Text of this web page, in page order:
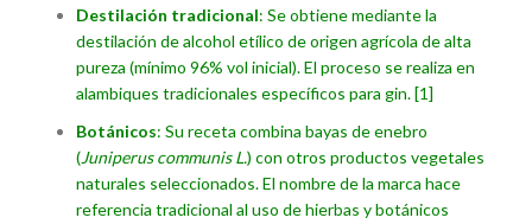
Destilación tradicional: Se obtiene mediante la
destilación de alcohol etílico de origen agrícola de alta
pureza (mínimo 96% vol inicial). El proceso se realiza en
alambiques tradicionales específicos para gin.[1]
Botánicos: Su receta combina bayas de enebro
(Juniperus communis L.) con otros productos vegetales
naturales seleccionados. El nombre de la marca hace
referencia tradicional al uso de hierbas y botánicos